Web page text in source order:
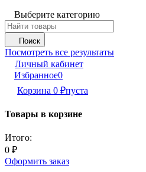
Выберите категорию
Поиск
Посмотреть все результаты
Личный кабинет
Избранное0
Корзина 0 ₽пуста
Товары в корзине
Итого:
0 ₽
Оформить заказ